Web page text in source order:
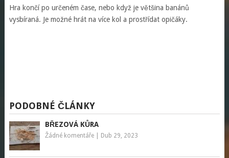
Hra končí po určeném čase, nebo když je většina banánů
vysbíraná. Je možné hrát na více kol a prostřídat opičáky.
PODOBNÉ ČLÁNKY
BŘEZOVÁ KŮRA
Žádné komentáře| Dub 29, 2023